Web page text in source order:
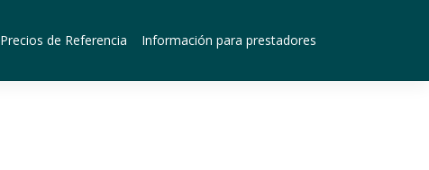
Precios de Referencia Información para prestadores